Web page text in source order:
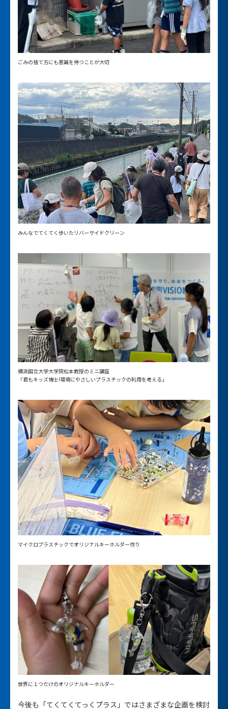
ごみの捨て方にも意識を持つことが大切
みんなでてくてく歩いたリバーサイドクリーン
横浜国立大学大学院松本教授のミニ講座
「君もキッズ博士!環境にやさしいプラスチックの利用を考える」
マイクロプラスチックでオリジナルキーホルダー作り
世界に１つだけのオリジナルキーホルダー
今後も「てくてくてっくプラス」ではさまざまな企画を検討